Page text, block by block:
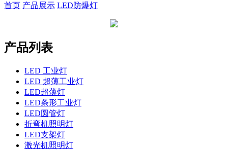
首页 产品展示 LED防爆灯
产品列表
LED 工业灯
LED 超薄工业灯
LED超薄灯
LED条形工业灯
LED圆管灯
折弯机照明灯
LED支架灯
激光机照明灯